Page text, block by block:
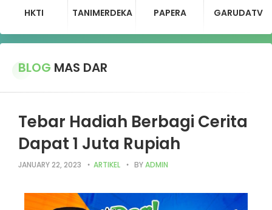
HKTI TANIMERDEKA PAPERA GARUDATV
BLOG MAS DAR
Tebar Hadiah Berbagi Cerita
Dapat 1 Juta Rupiah
JANUARY 22, 2023 ARTIKEL BYADMIN